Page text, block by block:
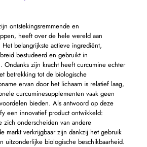
ontstekingsremmende en
heeft over de hele wereld aan
belangrijkste actieve ingrediënt,
bestudeerd en gebruikt in
Ondanks zijn kracht heeft curcumine echter
betrekking tot de biologische
ervan door het lichaam is relatief laag,
curcuminesupplementen vaak geen
bieden. Als antwoord op deze
een innovatief product ontwikkeld:
zich onderscheiden van andere
markt verkrijgbaar zijn dankzij het gebruik
uitzonderlijke biologische beschikbaarheid.